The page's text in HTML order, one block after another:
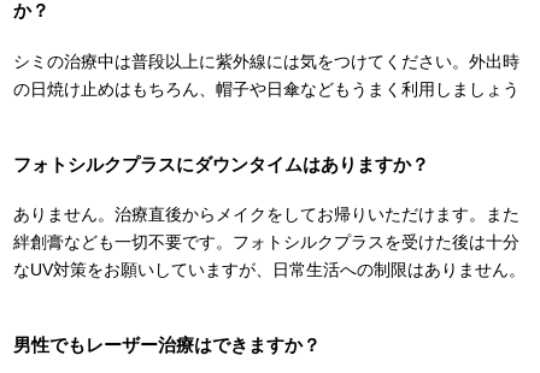
か？
シミの治療中は普段以上に紫外線には気をつけてください。外出時
の日焼け止めはもちろん、帽子や日傘などもうまく利用しましょう
フォトシルクプラスにダウンタイムはありますか？
ありません。治療直後からメイクをしてお帰りいただけます。また
絆創膏なども一切不要です。フォトシルクプラスを受けた後は十分
なUV対策をお願いしていますが、日常生活への制限はありません。
男性でもレーザー治療はできますか？